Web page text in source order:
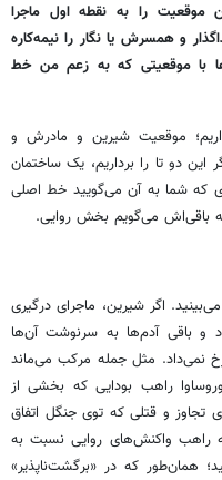
موقعیت را به نقطه اول ماجرا
گذار و همسرش یا نگار را نیمهکاره
با موقعیتی که به زعم من خط
موقعیت شیرین و مادرش و
این دو تا را برداریم، یک ساختمان
که شما به آن میگویید خط اصلی
باقیاش میگویم بخش روایی.
میبینید. اگر شیرین، ماجرای درگیری
و باقی آدمها به سرنوشت‌آنها
نمیداد. مثل جمله مرکب میماند
راهب بودایی که بخشی از
تجاوز و قتلی که توی جنگل اتفاق
راهب واکنشهای روایی نسبت به
همانطور که در «برگشتناپذیر»